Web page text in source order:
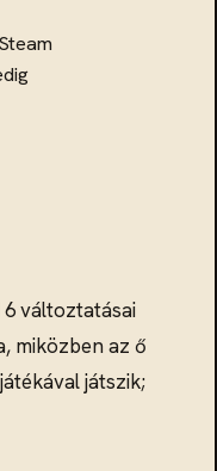
változtatásai
miközben az ő
játszik;